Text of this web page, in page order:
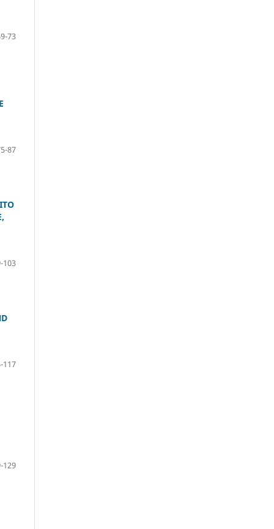
73
87
103
117
129